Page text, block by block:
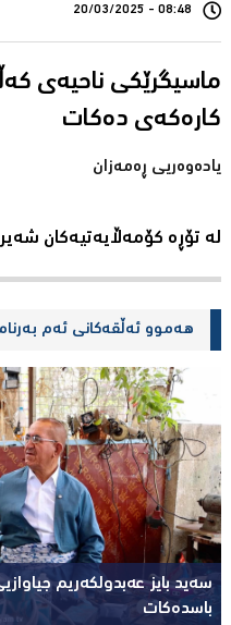
08:48 - 20/03/2025
ماسیگرێکی ناحیەی
یادەوەریی ڕەمەزان
لە تۆڕە کۆمەڵایەتیەکان
هەموو ئەڵقەکانی ئەم
سەید بایز عەبدولکەریم
باسدەکات